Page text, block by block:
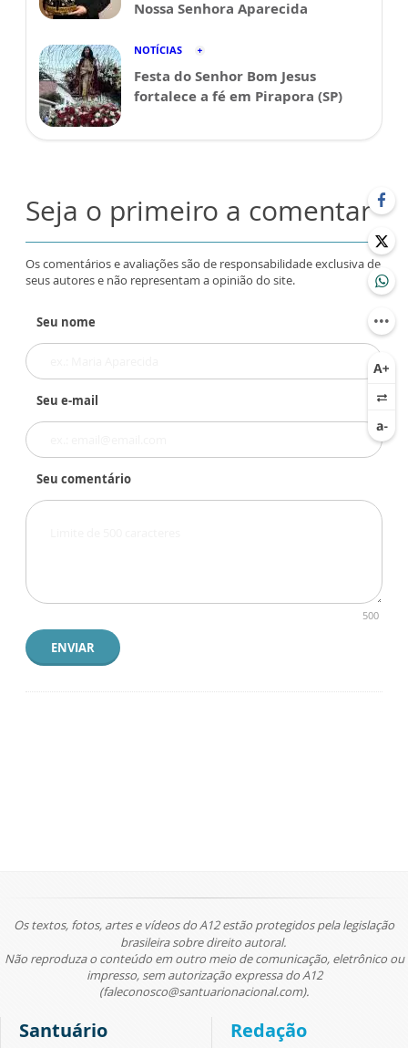
Nossa Senhora Aparecida
NOTÍCIAS
Festa do Senhor Bom Jesus
fortalece a fé em Pirapora (SP)
Seja o primeiro a comentar
Os comentários e avaliações são de responsabilidade exclusiva de
seus autores e não representam a opinião do site.
Seu nome
Seu e-mail
Seu comentário
500
ENVIAR
Os textos, fotos, artes e vídeos do A12 estão protegidos pela legislação
brasileira sobre direito autoral.
Não reproduza o conteúdo em outro meio de comunicação, eletrônico ou
impresso, sem autorização expressa do A12
(faleconosco@santuarionacional.com).
Santuário Redação